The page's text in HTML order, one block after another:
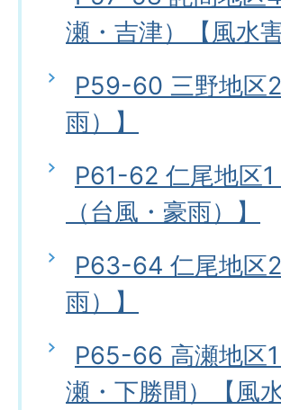
瀬・吉津）【風水
P59-60 三野地区
雨）】
P61-62 仁尾地区
（台風・豪雨）】
P63-64 仁尾地区
雨）】
P65-66 高瀬地区
瀬・下勝間）【風